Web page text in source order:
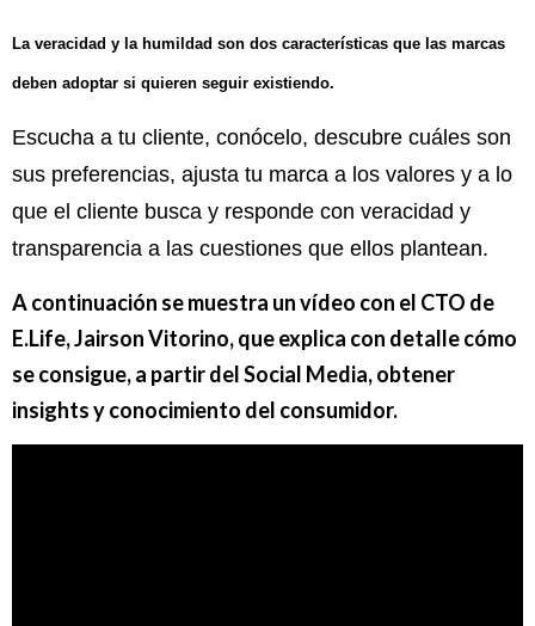
La veracidad y la humildad son dos características que las marcas
deben adoptar si quieren seguir existiendo.
Escucha a tu cliente, conócelo, descubre cuáles son
sus preferencias, ajusta tu marca a los valores y a lo
que el cliente busca y responde con veracidad y
transparencia a las cuestiones que ellos plantean.
A continuación se muestra un vídeo con el CTO de
E.Life, Jairson Vitorino, que explica con detalle cómo
se consigue, a partir del Social Media, obtener
insights y conocimiento del consumidor.